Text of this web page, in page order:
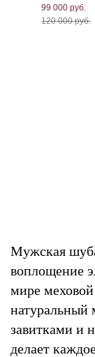
99 000 руб.
120 000 руб.
Мужская
воплощение
мире
натуральный
завитками и
делает